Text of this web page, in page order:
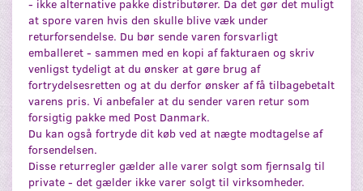
- ikke alternative pakke distributører. Da det gør det muligt
at spore varen hvis den skulle blive væk under
returforsendelse. Du bør sende varen forsvarligt
emballeret - sammen med en kopi af fakturaen og skriv
venligst tydeligt at du ønsker at gøre brug af
fortrydelsesretten og at du derfor ønsker af få tilbagebetalt
varens pris. Vi anbefaler at du sender varen retur som
forsigtig pakke med Post Danmark.
Du kan også fortryde dit køb ved at nægte modtagelse af
forsendelsen.
Disse returregler gælder alle varer solgt som fjernsalg til
private - det gælder ikke varer solgt til virksomheder.